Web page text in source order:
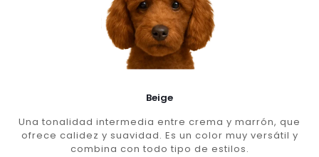
Beige
Una tonalidad intermedia entre crema y marrón, que
ofrece calidez y suavidad. Es un color muy versátil y
combina con todo tipo de estilos.